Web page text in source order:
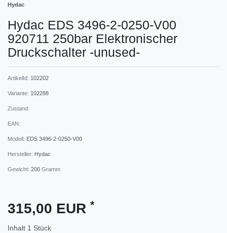
Hydac
Hydac EDS 3496-2-0250-V00
920711 250bar Elektronischer
Druckschalter -unused-
ArtikelId: 102202
Variante: 102288
Zustand:
EAN:
Modell: EDS 3496-2-0250-V00
Hersteller: Hydac
Gewicht: 200 Gramm
315,00 EUR *
Inhalt 1 Stück